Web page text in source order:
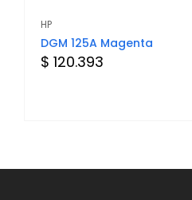
HP
DGM 125A Magenta
$ 120.393